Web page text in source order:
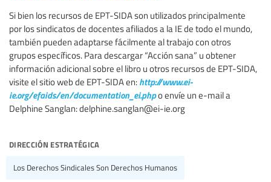
Si bien los recursos de EPT-SIDA son utilizados principalmente
por los sindicatos de docentes afiliados a la IE de todo el mundo,
también pueden adaptarse fácilmente al trabajo con otros
grupos específicos. Para descargar “Acción sana” u obtener
información adicional sobre el libro u otros recursos de EPT-SIDA,
visite el sitio web de EPT-SIDA en: http://www.ei-
ie.org/efaids/en/documentation_ei.phpo envíe un e-mail a
Delphine Sanglan:delphine.sanglan@ei-ie.org
dirección estratégica
Los Derechos Sindicales Son Derechos Humanos